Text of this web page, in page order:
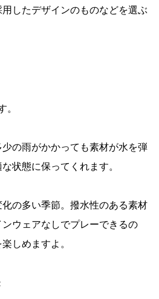
したデザインのものなどを選ぶ
。
の雨がかかっても素材が水を弾
状態に保ってくれます。
の多い季節。撥水性のある素材
ウェアなしでプレーできるの
しめますよ。